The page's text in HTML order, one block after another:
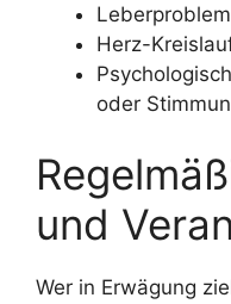
Herz-
oder
und
Wer in Erwägung